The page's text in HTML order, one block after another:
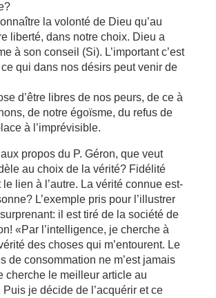
la volonté de Dieu qu’au
liberté, dans notre choix. Dieu a
à son conseil (Si). L’important c’est
qui dans nos désirs peut venir de
d’être libres de nos peurs, de ce à
de notre égoïsme, du refus de
à l’imprévisible.
propos du P. Géron, que veut
au choix de la vérité? Fidélité
le lien à l’autre. La vérité connue est-
L’exemple pris pour l’illustrer
il est tiré de la société de
«Par l’intelligence, je cherche à
des choses qui m’entourent. Le
de consommation ne m’est jamais
cherche le meilleur article au
je décide de l’acquérir et ce